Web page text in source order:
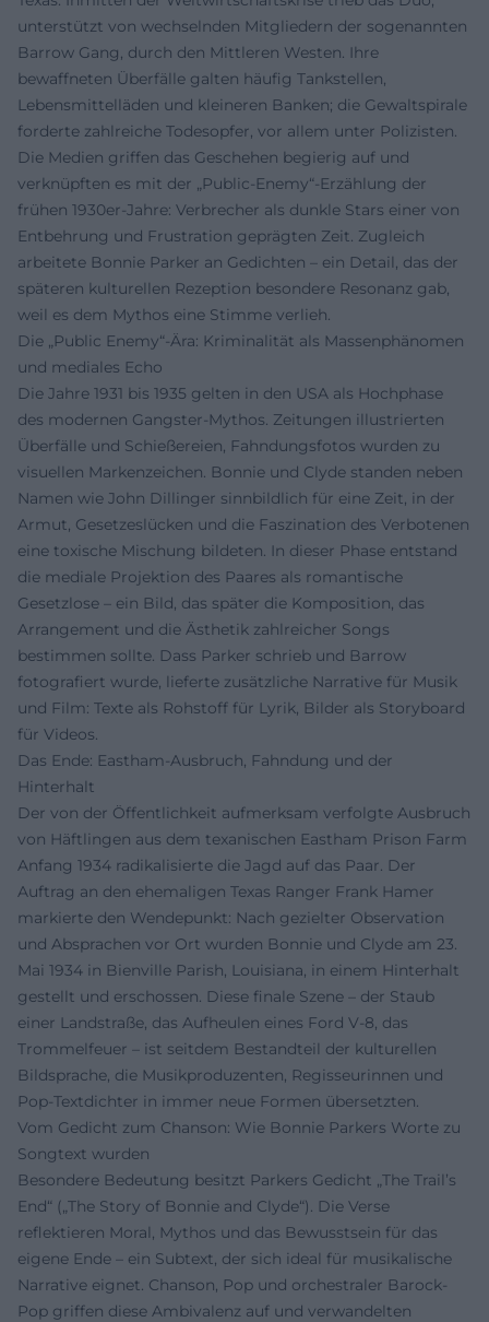
unterstützt von wechselnden Mitgliedern der sogenannten
Barrow Gang, durch den Mittleren Westen. Ihre
bewaffneten Überfälle galten häufig Tankstellen,
Lebensmittelläden und kleineren Banken; die Gewaltspirale
forderte zahlreiche Todesopfer, vor allem unter Polizisten.
Die Medien griffen das Geschehen begierig auf und
verknüpften es mit der „Public-Enemy“-Erzählung der
frühen 1930er-Jahre: Verbrecher als dunkle Stars einer von
Entbehrung und Frustration geprägten Zeit. Zugleich
arbeitete Bonnie Parker an Gedichten – ein Detail, das der
späteren kulturellen Rezeption besondere Resonanz gab,
weil es dem Mythos eine Stimme verlieh.
Die „Public Enemy“-Ära: Kriminalität als Massenphänomen
und mediales Echo
Die Jahre 1931 bis 1935 gelten in den USA als Hochphase
des modernen Gangster-Mythos. Zeitungen illustrierten
Überfälle und Schießereien, Fahndungsfotos wurden zu
visuellen Markenzeichen. Bonnie und Clyde standen neben
Namen wie John Dillinger sinnbildlich für eine Zeit, in der
Armut, Gesetzeslücken und die Faszination des Verbotenen
eine toxische Mischung bildeten. In dieser Phase entstand
die mediale Projektion des Paares als romantische
Gesetzlose – ein Bild, das später die Komposition, das
Arrangement und die Ästhetik zahlreicher Songs
bestimmen sollte. Dass Parker schrieb und Barrow
fotografiert wurde, lieferte zusätzliche Narrative für Musik
und Film: Texte als Rohstoff für Lyrik, Bilder als Storyboard
für Videos.
Das Ende: Eastham-Ausbruch, Fahndung und der
Hinterhalt
Der von der Öffentlichkeit aufmerksam verfolgte Ausbruch
von Häftlingen aus dem texanischen Eastham Prison Farm
Anfang 1934 radikalisierte die Jagd auf das Paar. Der
Auftrag an den ehemaligen Texas Ranger Frank Hamer
markierte den Wendepunkt: Nach gezielter Observation
und Absprachen vor Ort wurden Bonnie und Clyde am 23.
Mai 1934 in Bienville Parish, Louisiana, in einem Hinterhalt
gestellt und erschossen. Diese finale Szene – der Staub
einer Landstraße, das Aufheulen eines Ford V-8, das
Trommelfeuer – ist seitdem Bestandteil der kulturellen
Bildsprache, die Musikproduzenten, Regisseurinnen und
Pop-Textdichter in immer neue Formen übersetzten.
Vom Gedicht zum Chanson: Wie Bonnie Parkers Worte zu
Songtext wurden
Besondere Bedeutung besitzt Parkers Gedicht „The Trail’s
End“ („The Story of Bonnie and Clyde“). Die Verse
reflektieren Moral, Mythos und das Bewusstsein für das
eigene Ende – ein Subtext, der sich ideal für musikalische
Narrative eignet. Chanson, Pop und orchestraler Barock-
Pop griffen diese Ambivalenz auf und verwandelten